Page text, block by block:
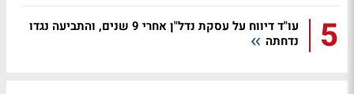
5
עו"ד דיווח על עסקת נדל"ן אחרי 9 שנים, והתביעה נגדו
נדחתה